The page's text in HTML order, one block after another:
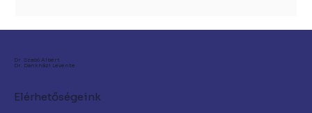
Dr. Szabó Albert
Dr. Dankházi Levente
Elérhetőségeink